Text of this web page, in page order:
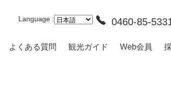
Language : 0460-85-
よくある質問 観光ガイド Web会員